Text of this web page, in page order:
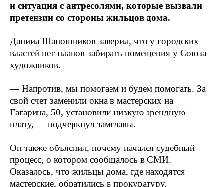
и ситуация с антресолями, которые вызвали
претензии со стороны жильцов дома.
Даниил Шапошников заверил, что у городских
властей нет планов забирать помещения у Союза
художников.
— Напротив, мы помогаем и будем помогать. За
свой счет заменили окна в мастерских на
Гагарина, 50, установили низкую арендную
плату, — подчеркнул замглавы.
Он также объяснил, почему начался судебный
процесс, о котором сообщалось в СМИ.
Оказалось, что жильцы дома, где находятся
мастерские, обратились в прокуратуру.